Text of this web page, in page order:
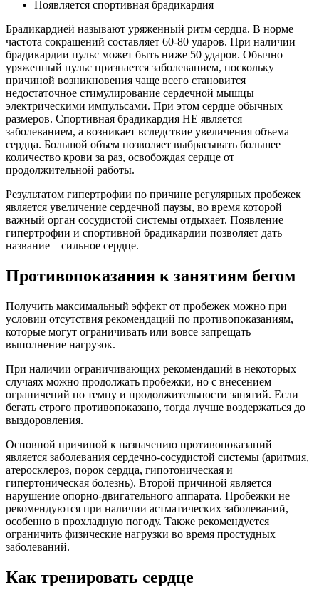
Появляется спортивная брадикардия
Брадикардией называют уряженный ритм сердца. В норме
частота сокращений составляет 60-80 ударов. При наличии
брадикардии пульс может быть ниже 50 ударов. Обычно
уряженный пульс признается заболеванием, поскольку
причиной возникновения чаще всего становится
недостаточное стимулирование сердечной мышцы
электрическими импульсами. При этом сердце обычных
размеров. Спортивная брадикардия НЕ является
заболеванием, а возникает вследствие увеличения объема
сердца. Большой объем позволяет выбрасывать большее
количество крови за раз, освобождая сердце от
продолжительной работы.
Результатом гипертрофии по причине регулярных пробежек
является увеличение сердечной паузы, во время которой
важный орган сосудистой системы отдыхает. Появление
гипертрофии и спортивной брадикардии позволяет дать
название – сильное сердце.
Противопоказания к занятиям бегом
Получить максимальный эффект от пробежек можно при
условии отсутствия рекомендаций по противопоказаниям,
которые могут ограничивать или вовсе запрещать
выполнение нагрузок.
При наличии ограничивающих рекомендаций в некоторых
случаях можно продолжать пробежки, но с внесением
ограничений по темпу и продолжительности занятий. Если
бегать строго противопоказано, тогда лучше воздержаться до
выздоровления.
Основной причиной к назначению противопоказаний
является заболевания сердечно-сосудистой системы (аритмия,
атеросклероз, порок сердца, гипотоническая и
гипертоническая болезнь). Второй причиной является
нарушение опорно-двигательного аппарата. Пробежки не
рекомендуются при наличии астматических заболеваний,
особенно в прохладную погоду. Также рекомендуется
ограничить физические нагрузки во время простудных
заболеваний.
Как тренировать сердце